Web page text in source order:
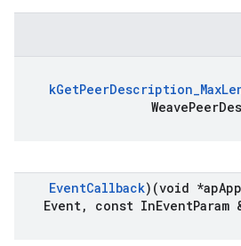
kGetPeerDescription_Max
WeavePeer
EventCallback)(void *apApp
Event, const InEventParam